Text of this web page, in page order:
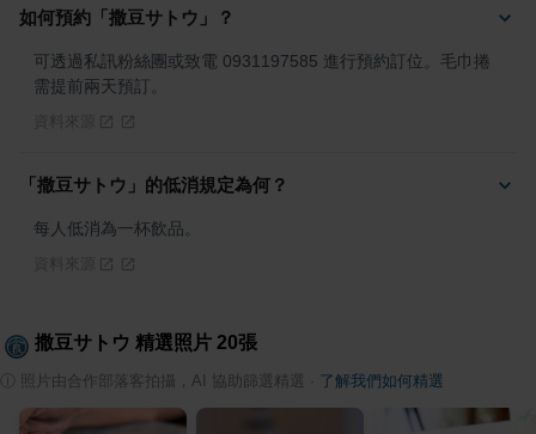
如何預約「撒豆サトウ」？
可透過私訊粉絲團或致電 0931197585 進行預約訂位。毛巾捲
需提前兩天預訂。
「撒豆サトウ」的低消規定為何？
每人低消為一杯飲品。
撒豆サトウ 精選照片 20張
照片由合作部落客拍攝，AI 協助篩選精選 了解我們如何精選